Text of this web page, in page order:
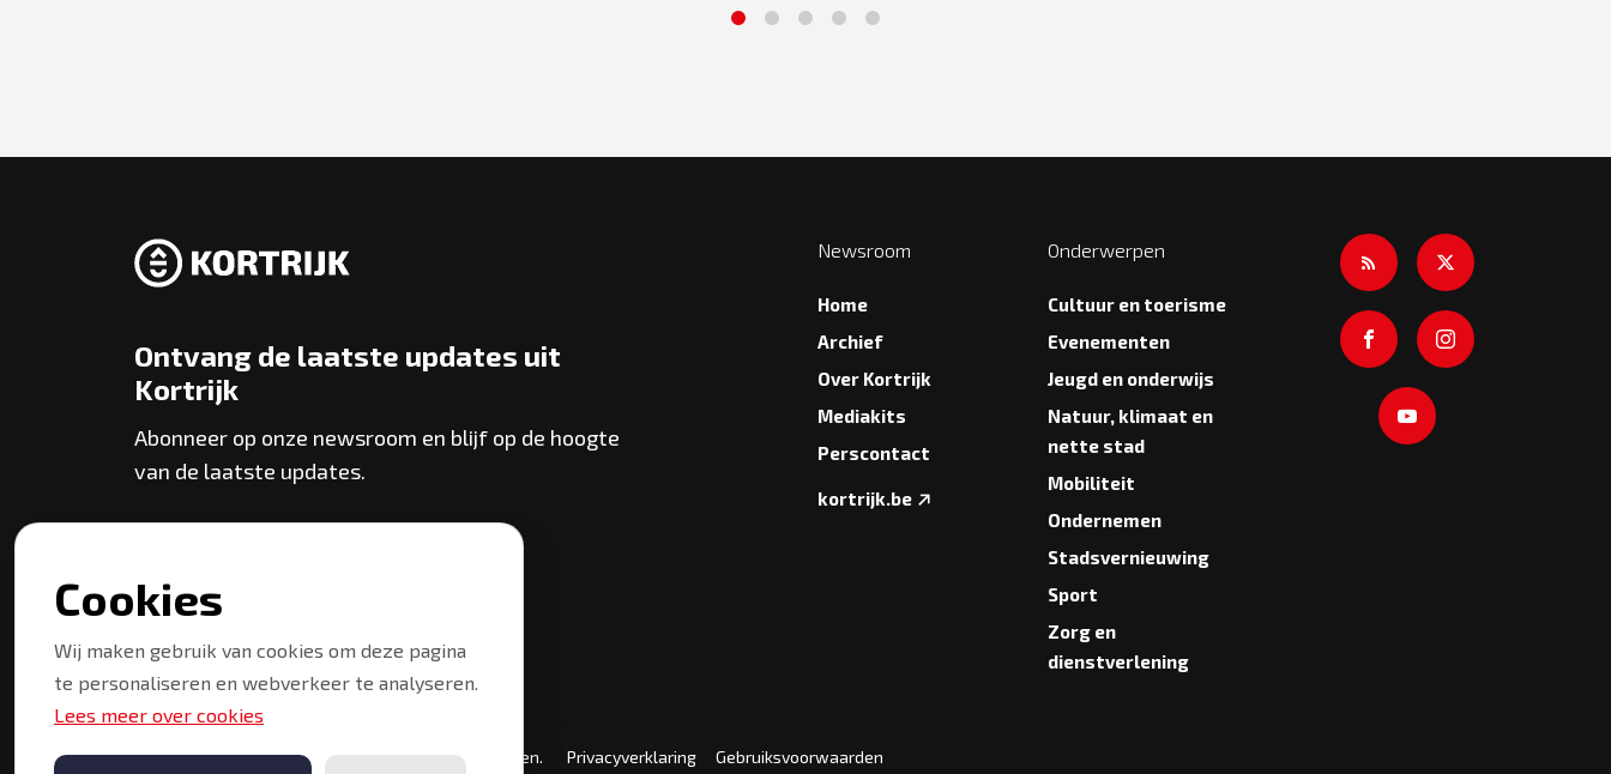
Ontvang de laatste updates uit
Kortrijk
Abonneer op onze newsroom en blijf op de hoogte
van de laatste updates.
Newsroom
Home
Archief
Over Kortrijk
Mediakits
Perscontact
kortrijk.be
Onderwerpen
Cultuur en toerisme
Evenementen
Jeugd en onderwijs
Natuur, klimaat en
nette stad
Mobiliteit
Ondernemen
Stadsvernieuwing
Sport
Zorg en
dienstverlening
Copyright © 2026 Kortrijk. Alle rechten voorbehouden. Privacyverklaring Gebruiksvoorwaarden
Cookies
Wij maken gebruik van cookies om deze pagina
te personaliseren en webverkeer te analyseren.
Lees meer over cookies